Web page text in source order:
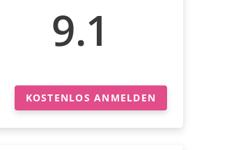
9.1
KOSTENLOS ANMELDEN